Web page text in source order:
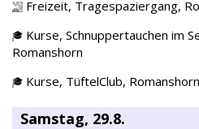
Freizeit, Tragespaziergang,
Kurse, Schnuppertauchen im
Romanshorn
Kurse, TüftelClub, Romanshorn
Samstag, 29.8.